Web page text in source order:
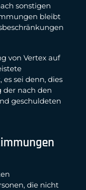
sonstigen
bleibt
von Vertex auf
sei denn, dies
der nach den
geschuldeten
die nicht